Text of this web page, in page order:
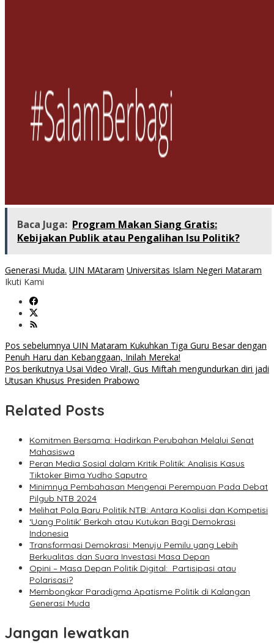
Baca Juga: Program Makan Siang Gratis:
Kebijakan Publik atau Pengalihan Isu Politik?
Generasi Muda. UIN MAtaram Universitas Islam Negeri Mataram
Ikuti Kami
Navigasi
pos
Pos sebelumnya UIN Mataram Kukuhkan Tiga Guru Besar dengan
Penuh Haru dan Kebanggaan, Inilah Mereka!
Pos berikutnya Usai Video Viral!, Gus Miftah mengundurkan diri jadi
Utusan Khusus Presiden Prabowo
Related Posts
Komitmen Bersama: Hadirkan Perubahan Melalui Senat
Mahasiswa
Peran Media Sosial dalam Kritik Politik: Analisis Kasus
Tiktoker Bima Yudho Saputro
Minimnya Pembahasan Mengenai Perempuan Pada Debat
Pilgub NTB 2024
Melihat Pola Baru Politik NTB: Antara Koalisi dan Kompetisi
‘Uang Politik’ Berkah atau Kutukan Bagi Demokrasi
Indonesia
Transformasi Demokrasi: Menuju Pemilu yang Lebih
Berkualitas dan Suara Investasi Masa Depan
Opini – Masa Depan Politik Digital: Partisipasi atau
Polarisasi?
Membongkar Paradigma Apatisme Politik di Kalangan
Generasi Muda
Jangan lewatkan